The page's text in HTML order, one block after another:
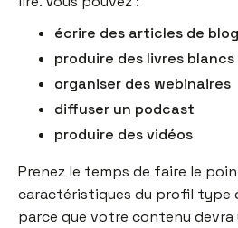
écrire des articles de blog
produire des livres blancs
organiser des webinaires
diffuser un podcast
produire des vidéos
Prenez le temps de faire le
caractéristiques du profil type
parce que votre contenu devra